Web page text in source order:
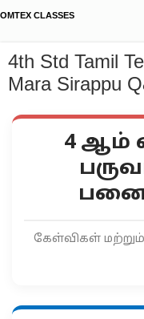
OMTEX CLASSES
4th Std Tamil
Mara Sirappu
4 ஆம்
கேள்விகள் மற்றும்